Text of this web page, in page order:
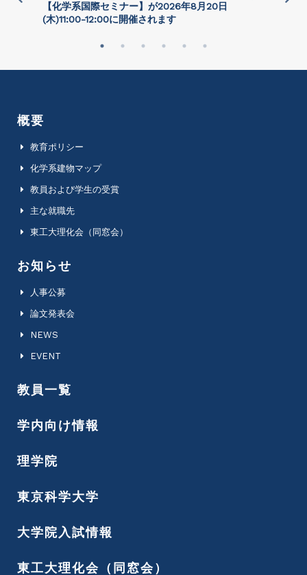
【化学系国際セミナー】が2026年8⽉20⽇
(⽊)11:00-12:00に開催されます
概要
教育ポリシー
化学系建物マップ
教員および学生の受賞
主な就職先
東工大理化会（同窓会）
お知らせ
人事公募
論文発表会
NEWS
EVENT
教員一覧
学内向け情報
理学院
東京科学大学
大学院入試情報
東工大理化会（同窓会）